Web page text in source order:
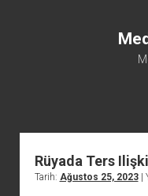
Rüyada Ters
Tarih: Ağustos 25, 2023|